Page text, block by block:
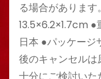
る場合がありま
13.5×6.2×1.7cm ●
日本 ●パッケージ
後のキャンセル